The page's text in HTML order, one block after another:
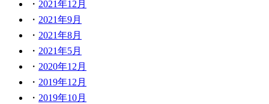
2021年12月
2021年9月
2021年8月
2021年5月
2020年12月
2019年12月
2019年10月